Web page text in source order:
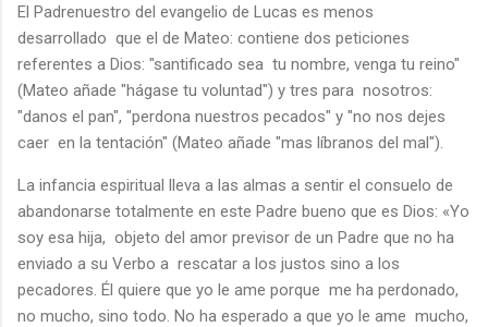
El Padrenuestro del evangelio de Lucas es menos
desarrollado que el de Mateo: contiene dos peticiones
referentes a Dios: "santificado sea tu nombre, venga tu reino"
(Mateo añade "hágase tu voluntad") y tres para nosotros:
"danos el pan", "perdona nuestros pecados" y "no nos dejes
caer en la tentación" (Mateo añade "mas líbranos del mal").
La infancia espiritual lleva a las almas a sentir el consuelo de
abandonarse totalmente en este Padre bueno que es Dios: «Yo
soy esa hija, objeto del amor previsor de un Padre que no ha
enviado a su Verbo a rescatar a los justos sino a los
pecadores. Él quiere que yo le ame porque me ha perdonado,
no mucho, sino todo. No ha esperado a que yo le ame mucho,